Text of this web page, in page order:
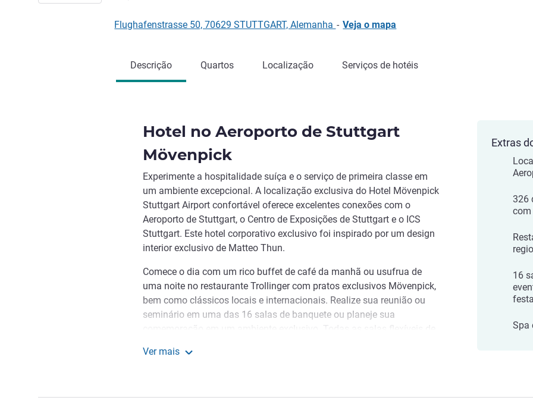
Flughafenstrasse 50, 70629 STUTTGART, Alemanha - Veja o mapa
Descrição Quartos Localização Serviços de hotéis
Hotel no Aeroporto de Stuttgart
Mövenpick
Experimente a hospitalidade suíça e o serviço de primeira classe em
um ambiente excepcional. A localização exclusiva do Hotel Mövenpick
Stuttgart Airport confortável oferece excelentes conexões com o
Aeroporto de Stuttgart, o Centro de Exposições de Stuttgart e o ICS
Stuttgart. Este hotel corporativo exclusivo foi inspirado por um design
interior exclusivo de Matteo Thun.
Comece o dia com um rico buffet de café da manhã ou usufrua de
uma noite no restaurante Trollinger com pratos exclusivos Mövenpick,
bem como clássicos locais e internacionais. Realize sua reunião ou
seminário em uma das 16 salas de banquete ou planeje sua
comemoração em um ambiente exclusivo. Todas as salas flexíveis de
gratuito a WIFI e fornecem luz natural.
Aeroporto de Stuttgart. Visite a feira comercial de Stuttgart e o ICS
Ver mais
Extras
326
com
16
Spa